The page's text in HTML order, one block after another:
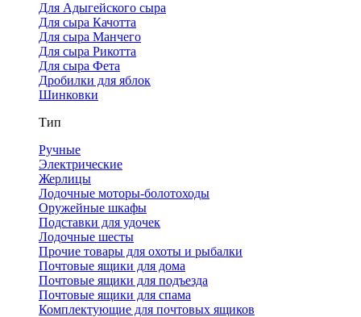
Для Адыгейского сыра
Для сыра Качотта
Для сыра Манчего
Для сыра Рикотта
Для сыра Фета
Дробилки для яблок
Шинковки
Тип
Ручные
Электрические
Жерлицы
Лодочные моторы-болотоходы
Оружейные шкафы
Подставки для удочек
Лодочные шесты
Прочие товары для охоты и рыбалки
Почтовые ящики для дома
Почтовые ящики для подъезда
Почтовые ящики для спама
Комплектующие для почтовых ящиков